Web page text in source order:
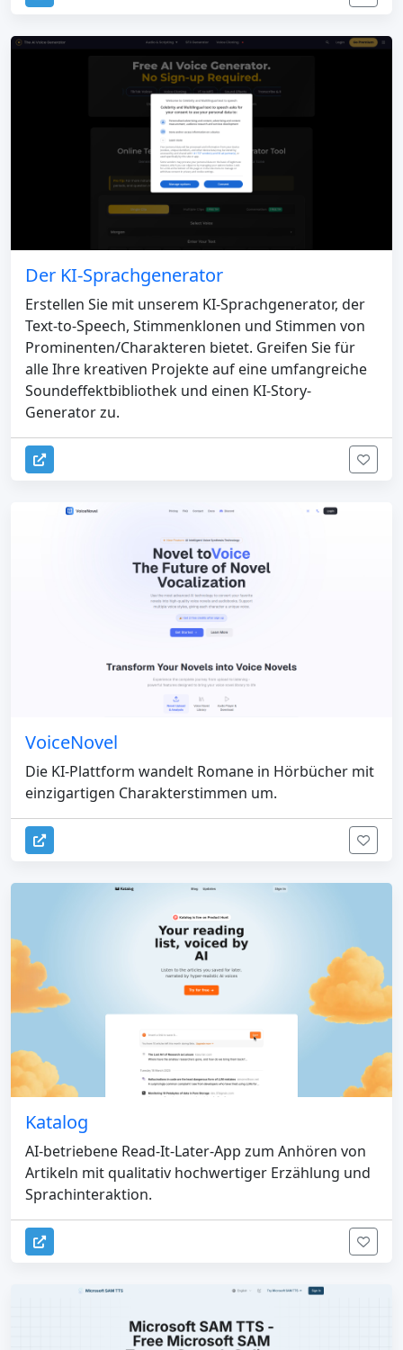
Der KI-Sprachgenerator
Erstellen Sie mit unserem KI-Sprachgenerator, der
Text-to-Speech, Stimmenklonen und Stimmen von
Prominenten/Charakteren bietet. Greifen Sie für
alle Ihre kreativen Projekte auf eine umfangreiche
Soundeffektbibliothek und einen KI-Story-
Generator zu.
VoiceNovel
Die KI-Plattform wandelt Romane in Hörbücher mit
einzigartigen Charakterstimmen um.
Katalog
AI-betriebene Read-It-Later-App zum Anhören von
Artikeln mit qualitativ hochwertiger Erzählung und
Sprachinteraktion.